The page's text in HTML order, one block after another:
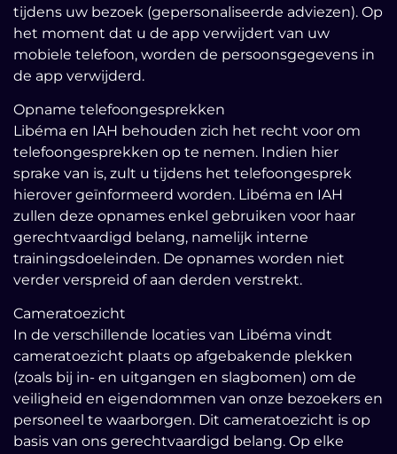
tijdens uw bezoek (gepersonaliseerde adviezen). Op
het moment dat u de app verwijdert van uw
mobiele telefoon, worden de persoonsgegevens in
de app verwijderd.
Opname telefoongesprekken
Libéma en IAH behouden zich het recht voor om
telefoongesprekken op te nemen. Indien hier
sprake van is, zult u tijdens het telefoongesprek
hierover geïnformeerd worden. Libéma en IAH
zullen deze opnames enkel gebruiken voor haar
gerechtvaardigd belang, namelijk interne
trainingsdoeleinden. De opnames worden niet
verder verspreid of aan derden verstrekt.
Cameratoezicht
In de verschillende locaties van Libéma vindt
cameratoezicht plaats op afgebakende plekken
(zoals bij in- en uitgangen en slagbomen) om de
veiligheid en eigendommen van onze bezoekers en
personeel te waarborgen. Dit cameratoezicht is op
basis van ons gerechtvaardigd belang. Op elke